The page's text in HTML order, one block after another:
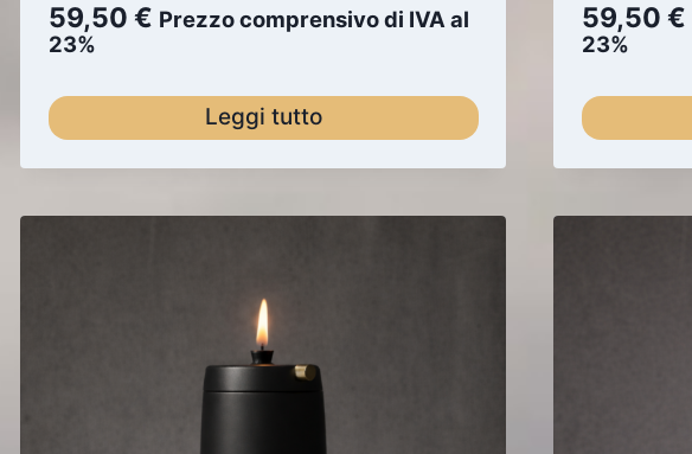
59,50 € Prezzo comprensivo di IVA al
23%
Leggi tutto
59,50 €
23%